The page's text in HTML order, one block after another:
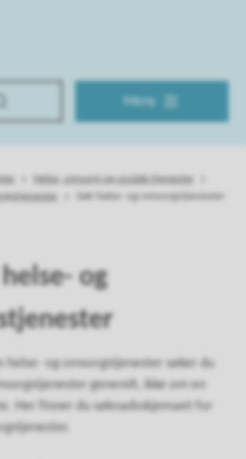
Meny
Helse, omsorg og sosiale tjenester
Søk helse- og omsorgstjenester
og
helse- og omsorgstjenester søker du
generelt, ikke om en
Her finner du søknadsskjemaet for